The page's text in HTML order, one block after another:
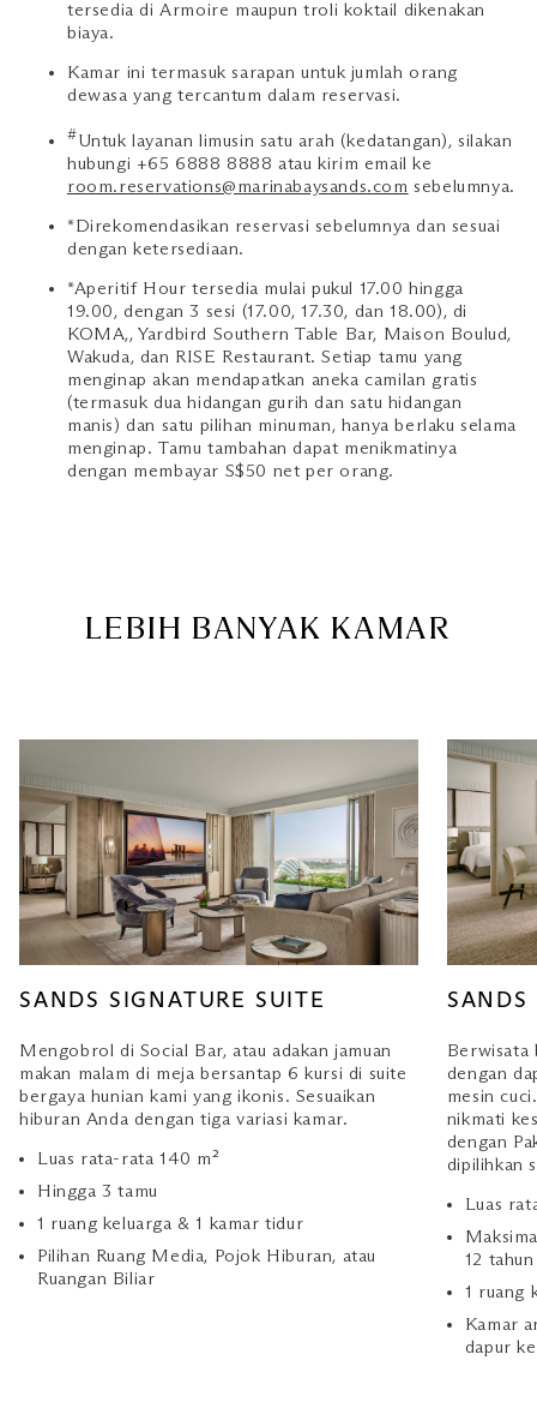
tersedia di Armoire maupun troli koktail dikenakan
biaya.
Kamar ini termasuk sarapan untuk jumlah orang
dewasa yang tercantum dalam reservasi.
#Untuk layanan limusin satu arah (kedatangan), silakan
hubungi +65 6888 8888 atau kirim email ke
room.reservations@marinabaysands.com sebelumnya.
*Direkomendasikan reservasi sebelumnya dan sesuai
dengan ketersediaan.
*Aperitif Hour tersedia mulai pukul 17.00 hingga
19.00, dengan 3 sesi (17.00, 17.30, dan 18.00), di
KOMA,, Yardbird Southern Table Bar, Maison Boulud,
Wakuda, dan RISE Restaurant. Setiap tamu yang
menginap akan mendapatkan aneka camilan gratis
(termasuk dua hidangan gurih dan satu hidangan
manis) dan satu pilihan minuman, hanya berlaku selama
menginap. Tamu tambahan dapat menikmatinya
dengan membayar S$50 net per orang.
LEBIH BANYAK KAMAR
SANDS SIGNATURE SUITE
Mengobrol di Social Bar, atau adakan jamuan
makan malam di meja bersantap 6 kursi di suite
bergaya hunian kami yang ikonis. Sesuaikan
hiburan Anda dengan tiga variasi kamar.
Luas rata-rata 140 m²
Hingga 3 tamu
1 ruang keluarga & 1 kamar tidur
Pilihan Ruang Media, Pojok Hiburan, atau
Ruangan Biliar
SANDS
Berwisata
dengan
mesin
nikmati
dengan
dipilihkan
Luas
12
1 ruang
Kamar
dapur